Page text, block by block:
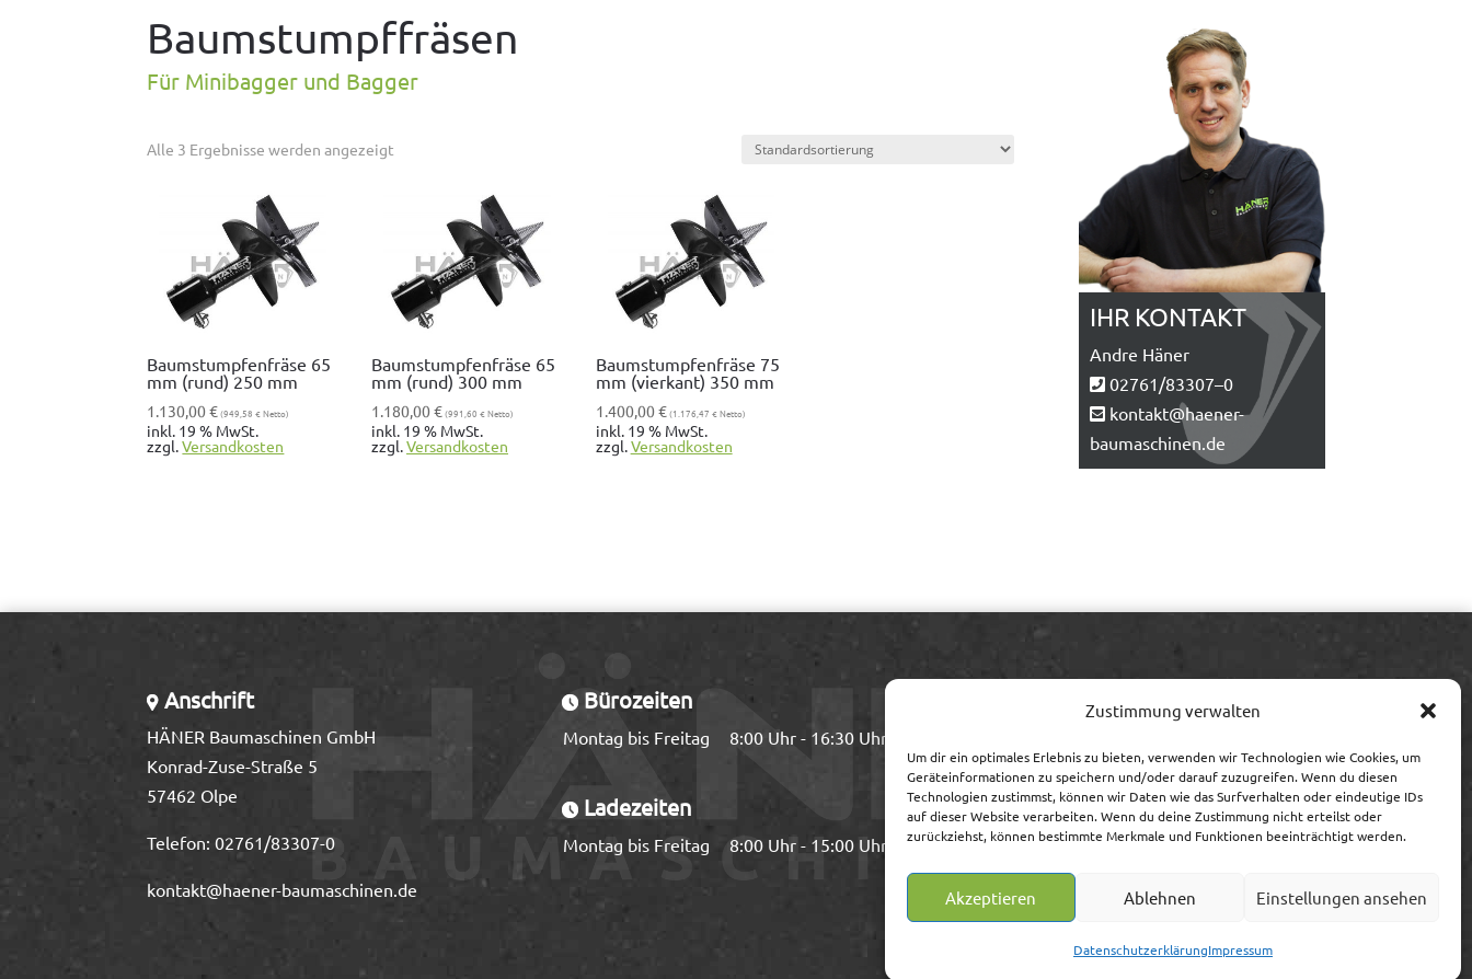
Zustimmung verwalten
Um dir ein optimales Erlebnis zu bieten, verwenden wir Technologien wie Cookies, um
Geräteinformationen zu speichern und/oder darauf zuzugreifen. Wenn du diesen
Technologien zustimmst, können wir Daten wie das Surfverhalten oder eindeutige IDs
auf dieser Website verarbeiten. Wenn du deine Zustimmung nicht erteilst oder
zurückziehst, können bestimmte Merkmale und Funktionen beeinträchtigt werden.
Akzeptieren Ablehnen Einstellungen ansehen
DatenschutzerklärungImpressum
Baumstumpffräsen
Für Minibagger und Bagger
Alle 3 Ergeb­nisse wer­den angezeigt
Baumstumpfenfräse 65
mm (rund) 250 mm
1.130,00€(949,58€Netto)
inkl. 19 % MwSt.
zzgl.Ver­sand­kosten
Baumstumpfenfräse 65
mm (rund) 300 mm
1.180,00€(991,60€Netto)
inkl. 19 % MwSt.
zzgl.Ver­sand­kosten
Baumstumpfenfräse 75
mm (vierkant) 350 mm
1.400,00€(1.176,47 €Netto)
inkl. 19 % MwSt.
zzgl.Ver­sand­kosten
IHR KONTAKT
Andre Hän­er
02761/83307–0
kontakt@haener-
baumaschinen.de
Anschrift
HÄNER Baumaschinen GmbH
Konrad-Zuse-Straße 5
57462 Olpe
Telefon:02761/83307-0
kontakt@haener-baumaschinen.de
Bürozeiten
Montag bis Freitag 8:00 Uhr - 16:30 Uhr
Ladezeiten
Montag bis Freitag 8:00 Uhr - 15:00 Uhr
Information
Datenschutz
AGB
Widerrufsrecht/-formular